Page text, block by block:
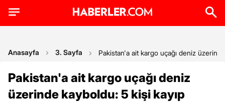
Anasayfa 3. Sayfa Pakistan'a ait kargo uçağı deniz
Pakistan'a ait kargo uçağı deniz
üzerinde kayboldu: 5 kişi kayıp